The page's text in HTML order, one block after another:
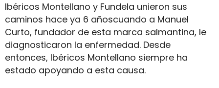
Ibéricos Montellano y Fundela unieron sus
caminos hace ya 6 añoscuando a Manuel
Curto, fundador de esta marca salmantina, le
diagnosticaron la enfermedad. Desde
entonces, Ibéricos Montellano siempre ha
estado apoyando a esta causa.